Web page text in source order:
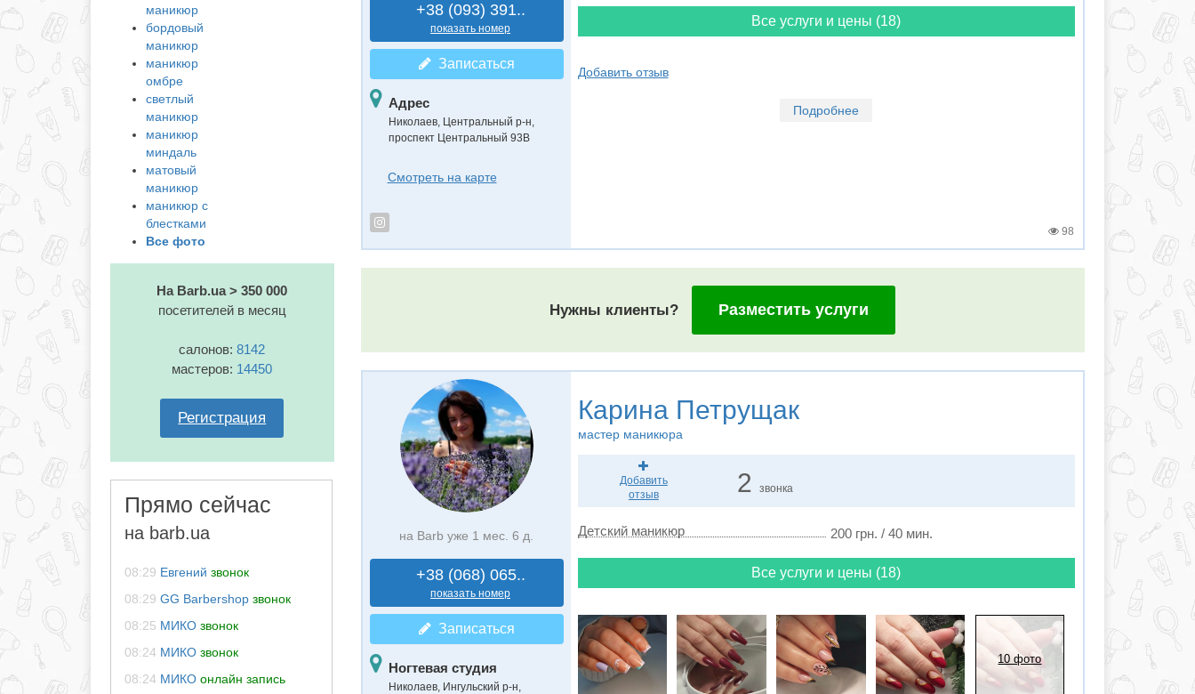
маникюр
бордовый
маникюр
маникюр
омбре
светлый
маникюр
маникюр
миндаль
матовый
маникюр
маникюр с
блестками
Все фото
На Barb.ua > 350 000
посетителей в месяц
салонов:8142
мастеров: 14450
Регистрация
Прямо сейчас
на barb.ua
08:29 Евгений звонок
08:29 GG Barbershop звонок
08:25 МИКО звонок
08:24 МИКО звонок
08:24 МИКО онлайн запись
+38 (093) 391..
показать номер
Записаться
Адрес
Николаев, Центральный р-н,
проспект Центральный 93В
Смотреть на карте
Все услуги и цены (18)
Добавить отзыв
Подробнее
98
Нужны клиенты? Разместить услуги
на Barb уже 1 мес. 6 д.
+38 (068) 065..
показать номер
Записаться
Ногтевая студия
Николаев, Ингульский р-н,
Карина Петрущак
мастер маникюра
Добавить
отзыв
2звонка
Детский маникюр 200 грн. / 40 мин.
Все услуги и цены (18)
10 фото